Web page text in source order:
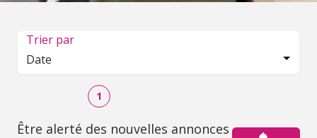
Trier par
Date
1
Être alerté des nouvelles annonces